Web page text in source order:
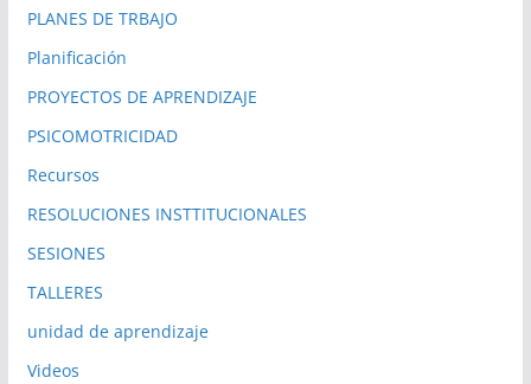
PLANES DE TRBAJO
Planificación
PROYECTOS DE APRENDIZAJE
PSICOMOTRICIDAD
Recursos
RESOLUCIONES INSTTITUCIONALES
SESIONES
TALLERES
unidad de aprendizaje
Videos